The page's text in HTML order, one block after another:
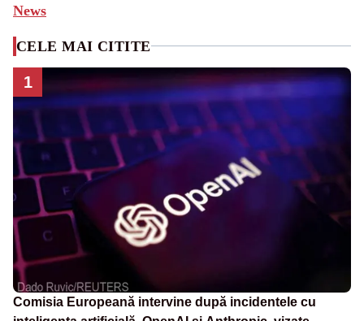
News
CELE MAI CITITE
1
Comisia Europeană intervine după incidentele cu